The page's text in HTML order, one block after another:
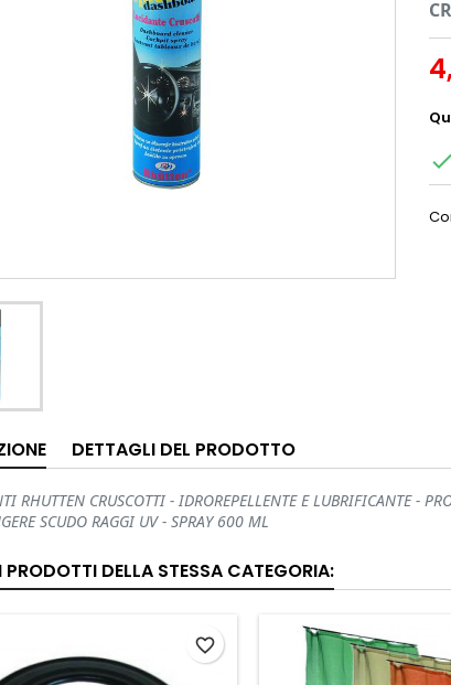

DETTAGLI DEL PRODOTTO
RHUTTEN CRUSCOTTI - IDROREPELLENTE E LUBRIFICANTE -
SCUDO RAGGI UV - SPRAY 600 ML
PRODOTTI DELLA STESSA CATEGORIA:
favorite_border